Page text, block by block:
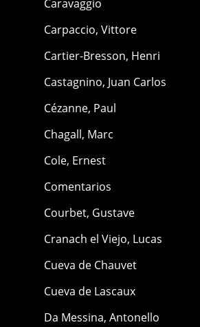
Caravaggio
Carpaccio, Vittore
Cartier-Bresson, Henri
Castagnino, Juan Carlos
Cézanne, Paul
Chagall, Marc
Cole, Ernest
Comentarios
Courbet, Gustave
Cranach el Viejo, Lucas
Cueva de Chauvet
Cueva de Lascaux
Da Messina, Antonello